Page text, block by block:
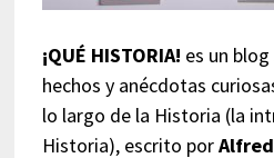
¡QUÉ HISTORIA! es un
hechos y anécdotas
lo largo de la Historia (la
Historia), escrito por